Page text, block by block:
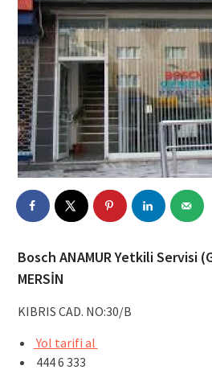
Bosch ANAMUR Yetkili Servisi
MERSİN
KIBRIS CAD. NO:30/B
Yol tarifi al
444 6 333